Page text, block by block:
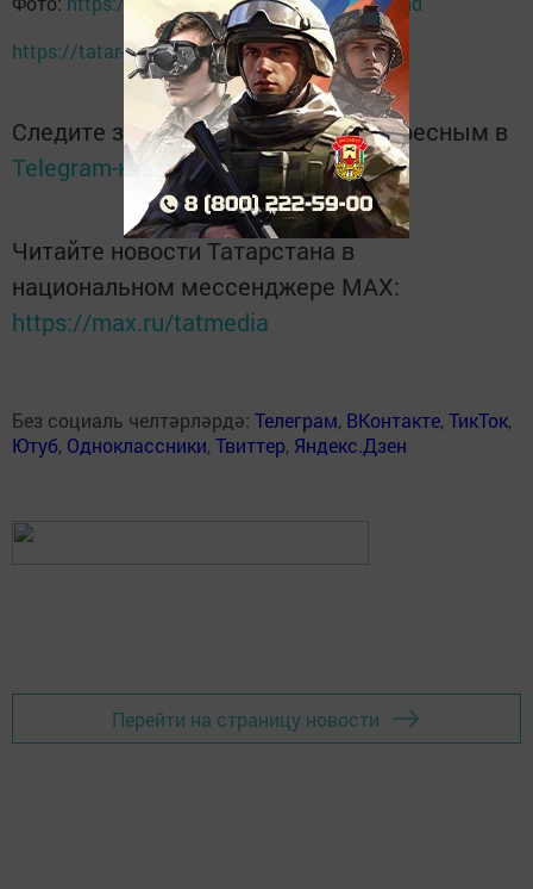
https://tatar-inform.tatar
Следите за самым важным и интересным в
Telegram-каналеТатмедиа
Читайте новости Татарстана в
национальном мессенджере MАХ:
https://max.ru/tatmedia
Без социаль челтәрләрдә: Телеграм, ВКонтакте,ТикТок,
Ютуб, Одноклассники,Твиттер, Яндекс.Дзен
Перейти на страницу новости